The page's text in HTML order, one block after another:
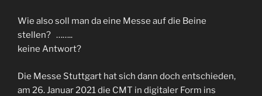
Wie also soll man da eine Messe auf die Beine
stellen? ……..
keine Antwort?
Die Messe Stuttgart hat sich dann doch entschieden,
am 26. Januar 2021 die CMT in digitaler Form ins